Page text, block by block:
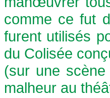
comme ce fut
furent utilisés
du Colisée
(sur une
malheur au